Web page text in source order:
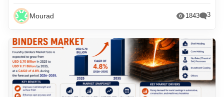
Mourad 1843 3